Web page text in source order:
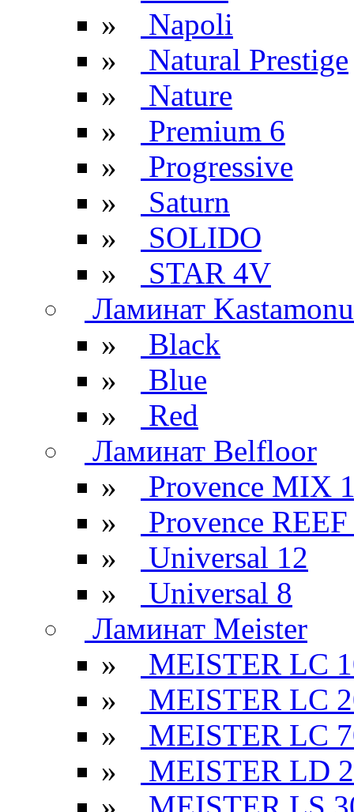
»
Napoli
»
Natural Prestige
»
Nature
»
Premium 6
»
Progressive
»
Saturn
»
SOLIDO
»
STAR 4V
Ламинат Kastamonu
»
Black
»
Blue
»
Red
Ламинат Belfloor
»
Provence MIX
»
Provence
»
Universal 12
»
Universal 8
Ламинат Meister
»
MEISTER LC
»
MEISTER LC
»
MEISTER LC
»
MEISTER LD